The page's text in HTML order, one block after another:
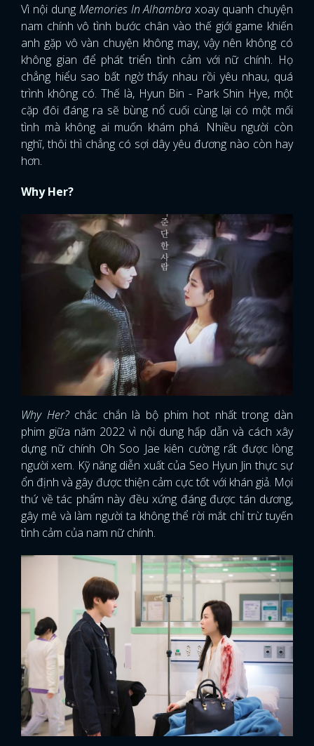
Vì nội dung Memories In Alhambra xoay quanh chuyện
nam chính vô tình bước chân vào thế giới game khiến
anh gặp vô vàn chuyện không may, vậy nên không có
không gian để phát triển tình cảm với nữ chính. Họ
chẳng hiểu sao bất ngờ thấy nhau rồi yêu nhau, quá
trình không có. Thế là, Hyun Bin - Park Shin Hye, một
cặp đôi đáng ra sẽ bùng nổ cuối cùng lại có một mối
tình mà không ai muốn khám phá. Nhiều người còn
nghĩ, thôi thì chẳng có sợi dây yêu đương nào còn hay
hơn.
Why Her?
Why Her? chắc chắn là bộ phim hot nhất trong dàn
phim giữa năm 2022 vì nội dung hấp dẫn và cách xây
dựng nữ chính Oh Soo Jae kiên cường rất được lòng
người xem. Kỹ năng diễn xuất của Seo Hyun Jin thực sự
ổn định và gây được thiện cảm cực tốt với khán giả. Mọi
thứ về tác phẩm này đều xứng đáng được tán dương,
gây mê và làm người ta không thể rời mắt chỉ trừ tuyến
tình cảm của nam nữ chính.